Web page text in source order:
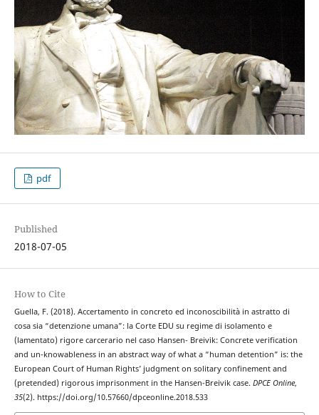
pdf
Published
2018-07-05
How to Cite
Guella, F. (2018). Accertamento in concreto ed inconoscibilità in astratto di
cosa sia “detenzione umana”: la Corte EDU su regime di isolamento e
(lamentato) rigore carcerario nel caso Hansen- Breivik: Concrete verification
and un-knowableness in an abstract way of what a “human detention” is: the
European Court of Human Rights’ judgment on solitary confinement and
(pretended) rigorous imprisonment in the Hansen-Breivik case. DPCE Online,
35(2). https://doi.org/10.57660/dpceonline.2018.533